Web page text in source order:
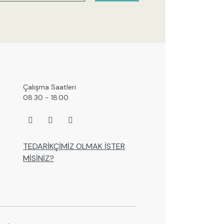
Çalışma Saatleri
08.30 - 18.00
TEDARİKÇİMİZ OLMAK İSTER
MİSİNİZ?